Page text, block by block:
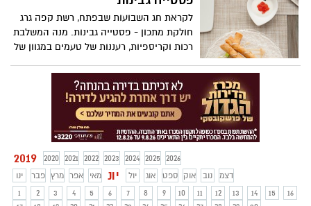
והן בכדי לגוון את תפריט החג שלא יהיה
מבוסס רק על מוצרי חלב. אסתר מנחם,
נטורופתית בכללית רפואה משלימה מציעה
העשירה בסידן, נוגדי חמצון שיכולה לסייע למי
שסובל מצרבות (בזכות השקדים) ולחזק את
השיער והציפורניים (בזכות הג'לטין), לבריאות
ובתיאבון
לקראת חג השבועות שבפתח, רשת קפה גרג
חולקת מתכון - פסטייה גבינות. מנה המשלבת
רכות וקריספיות, רעננות של טעמים במגוון של
2019 2020 2021 2022 2023 2024 2025
2026
ינו
פבר מרץ אפר מאי יונ יול אוג ספט אוק נוב
דצמ
1
2 3 4 5 6 7 8 9 10 11 12 13 14 15
16